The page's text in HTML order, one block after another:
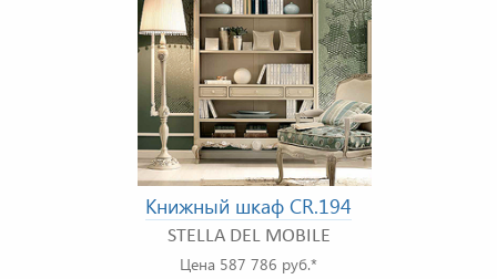
Книжный шкаф CR.194
STELLA DEL MOBILE
Цена 587 786 руб.*